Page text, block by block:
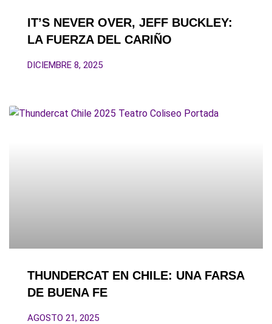
IT’S NEVER OVER, JEFF BUCKLEY:
LA FUERZA DEL CARIÑO
DICIEMBRE 8, 2025
THUNDERCAT EN CHILE: UNA FARSA
DE BUENA FE
AGOSTO 21, 2025